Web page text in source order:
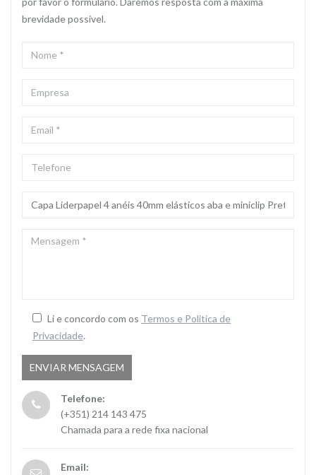
brevidade possivel.
Li e concordo com os Termos e Politica de
Privacidade.
Telefone:
(+351) 214 143 475
Chamada para a rede fixa nacional
Email: